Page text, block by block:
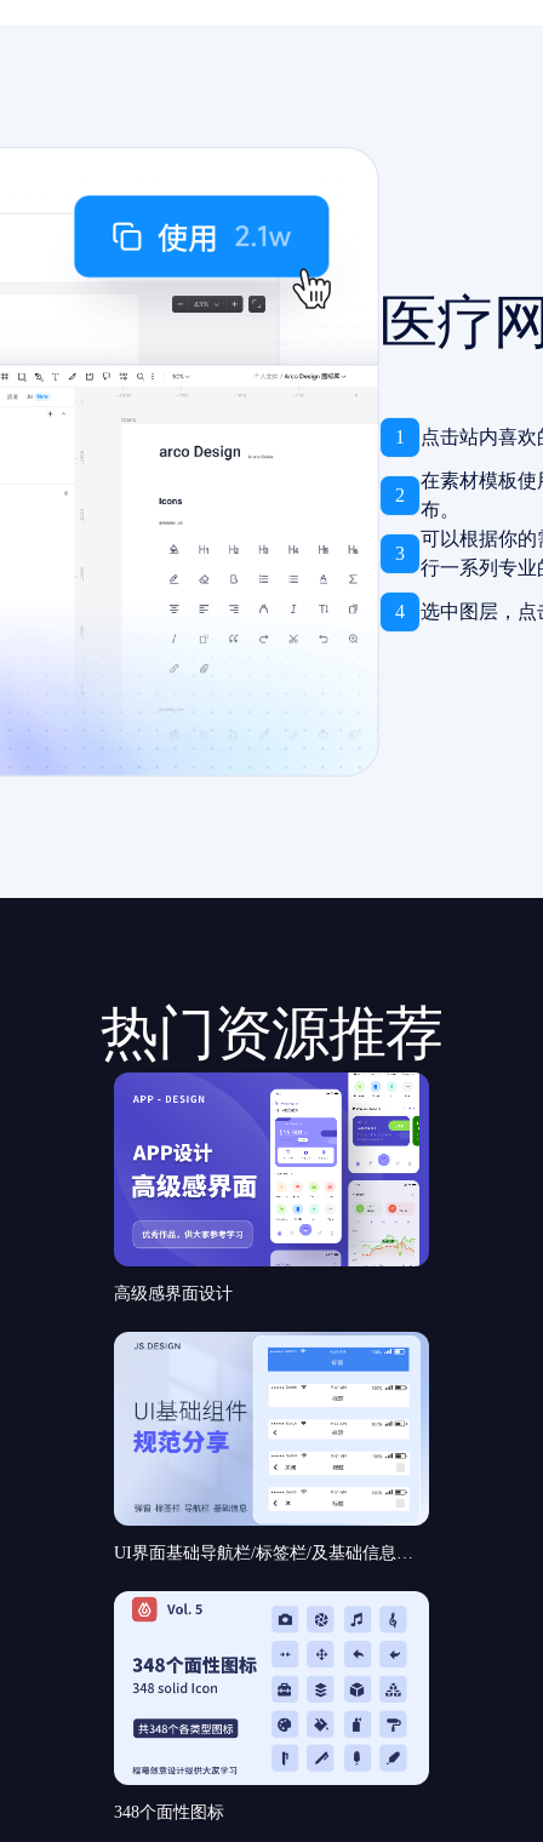
医疗
1 点击站内喜
2
在素材模板使
布。
3
可以根据你的
行一系列专
4 选中图层，点
热门资源推荐
高级感界面设计
UI界面基础导航栏/标签栏/及基础信息和基础弹窗组件规范分享
348个面性图标